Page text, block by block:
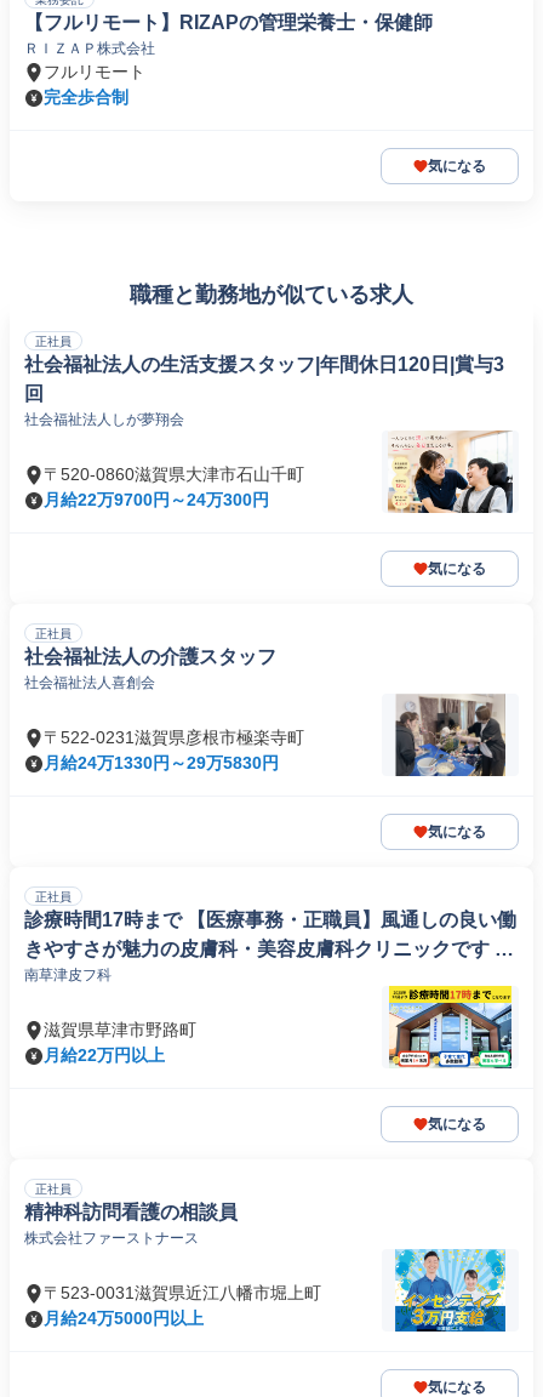
【フルリモート】RIZAPの管理栄養士・保健師
ＲＩＺＡＰ株式会社
フルリモート
完全歩合制
気になる
職種と勤務地が似ている求人
正社員
社会福祉法人の生活支援スタッフ|年間休日120日|賞与3
回
社会福祉法人しが夢翔会
〒520-0860滋賀県大津市石山千町
月給22万9700円～24万300円
気になる
正社員
社会福祉法人の介護スタッフ
社会福祉法人喜創会
〒522-0231滋賀県彦根市極楽寺町
月給24万1330円～29万5830円
気になる
正社員
診療時間17時まで 【医療事務・正職員】風通しの良い働
きやすさが魅力の皮膚科・美容皮膚科クリニックです 子
育て世代も多数勤務!
南草津皮フ科
滋賀県草津市野路町
月給22万円以上
気になる
正社員
精神科訪問看護の相談員
株式会社ファーストナース
〒523-0031滋賀県近江八幡市堀上町
月給24万5000円以上
気になる